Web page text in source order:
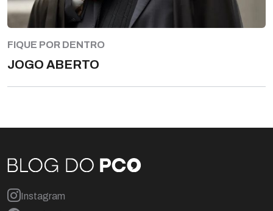
FIQUE POR DENTRO
JOGO ABERTO
Instagram